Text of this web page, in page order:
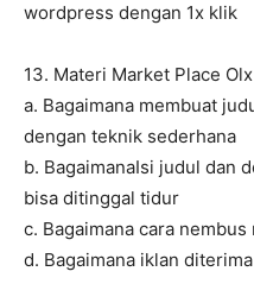
wordpress dengan 1x klik
13. Materi Market Place Olx
a. Bagaimana membuat
dengan teknik sederhana
b. BagaimanaIsi judul dan
bisa ditinggal tidur
c. Bagaimana cara
d. Bagaimana iklan